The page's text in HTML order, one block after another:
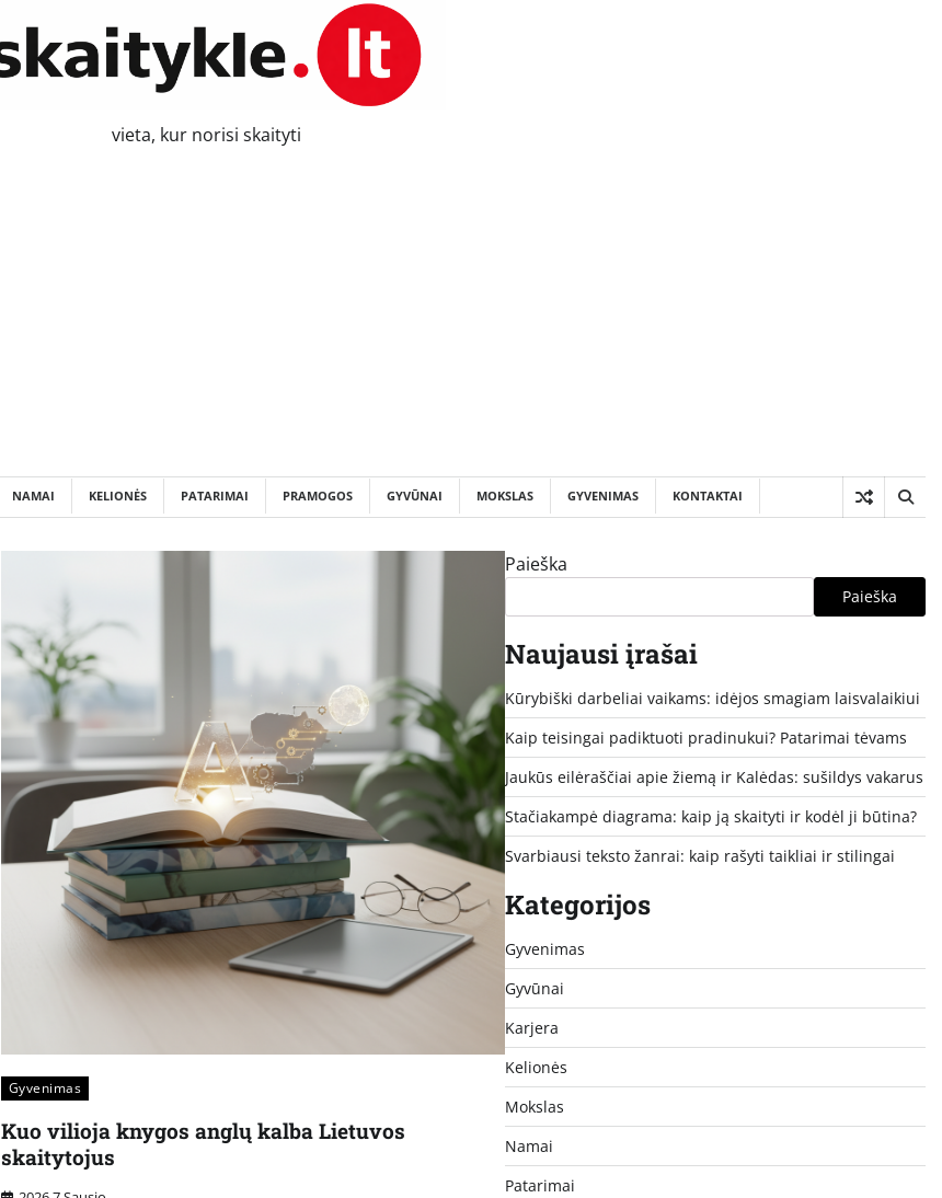
vieta, kur norisi skaityti
NAMAI KELIONĖS PATARIMAI PRAMOGOS GYVŪNAI MOKSLAS GYVENIMAS KONTAKTAI
Gyvenimas
Kuo vilioja knygos anglų kalba Lietuvos
skaitytojus
Paieška
Paieška
Naujausi įrašai
Kūrybiški darbeliai vaikams: idėjos smagiam laisvalaikiui
Kaip teisingai padiktuoti pradinukui? Patarimai tėvams
Jaukūs eilėraščiai apie žiemą ir Kalėdas: sušildys vakarus
Stačiakampė diagrama: kaip ją skaityti ir kodėl ji būtina?
Svarbiausi teksto žanrai: kaip rašyti taikliai ir stilingai
Kategorijos
Gyvenimas
Gyvūnai
Karjera
Kelionės
Mokslas
Namai
Patarimai